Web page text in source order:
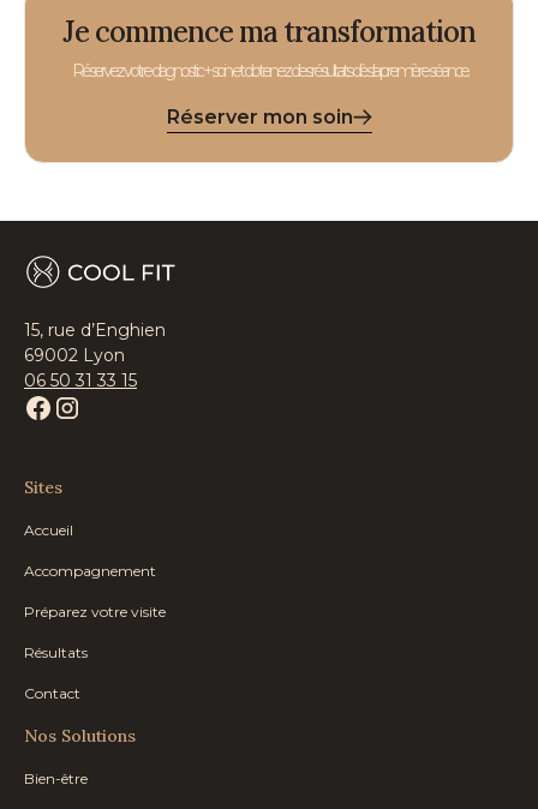
Je commence ma transformation
Réservez votre diagnostic + soin et obtenez des résultats dès la première séance.
Réserver mon soin
15, rue d’Enghien
69002 Lyon
06 50 31 33 15
Sites
Accueil
Accompagnement
Préparez votre visite
Résultats
Contact
Nos Solutions
Bien-être